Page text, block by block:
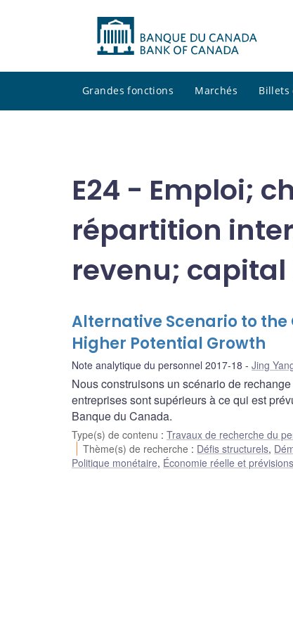
Grandes fonctions Marchés Billets
E24 - Emploi;
répartition
revenu;
Alternative Scenario to the
Higher Potential Growth
Note analytique du personnel 2017-18 Jing
Nous construisons un scénario de
entreprises sont supérieurs à ce qui est
Banque du Canada.
Type(s) de contenu : Travaux de recherche du
Thème(s) de recherche : Défis structurels,
Politique monétaire, Économie réelle et prévisions